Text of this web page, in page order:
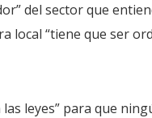
del sector que
local “tiene que ser
leyes” para que